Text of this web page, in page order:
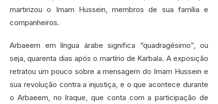
martirizou o Imam Hussein, membros de sua família e
companheiros.
Arbaeem em língua árabe significa “quadragésimo”, ou
seja, quarenta dias após o martírio de Karbala. A exposição
retratou um pouco sobre a mensagem do Imam Hussein e
sua revolução contra a injustiça, e o que acontece durante
o Arbaeem, no Iraque, que conta com a participação de